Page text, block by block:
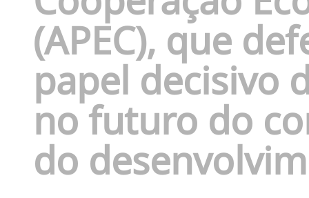
(APEC), que
papel decisivo
no futuro do
do